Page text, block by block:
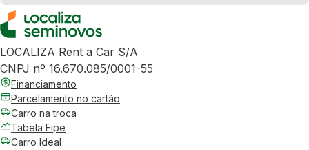
LOCALIZA Rent a Car S/A
CNPJ nº 16.670.085/0001-55
Financiamento
Parcelamento no cartão
Carro na troca
Tabela Fipe
Carro Ideal